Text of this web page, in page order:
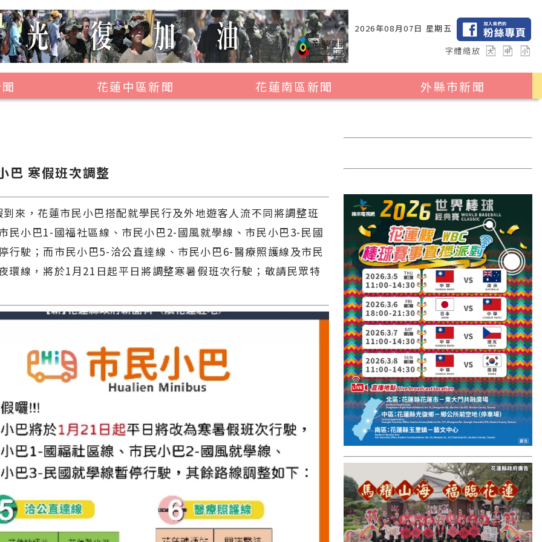
2026年08月07日 星期五
字體縮放
花蓮中區新聞
豐濱鄉
花蓮南區新聞
外縣市新聞
2024暑期夏令營專區
台中市
彰化縣
高雄市
國外報導
台東縣
關山鎮
苗栗縣
其他地區
新竹市
和平鄉
台南市
澎湖縣
香港
台東市
巴 寒假班次調整
，花蓮市民小巴搭配就學民行及外地遊客人流不同將調整班
民小巴1-國福社區線、市民小巴2-國風就學線、市民小巴3-民國
行駛；而市民小巴5-洽公直達線、市民小巴6-醫療照護線及市民
環線，將於1月21日起平日將調整寒暑假班次行駛；敬請民眾特